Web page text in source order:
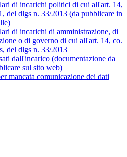
di incarichi politici di cui all'art. 14,
del dlgs n. 33/2013 (da pubblicare in
di incarichi di amministrazione, di
o di governo di cui all'art. 14, co.
del dlgs n. 33/2013
dall'incarico (documentazione da
sul sito web)
mancata comunicazione dei dati